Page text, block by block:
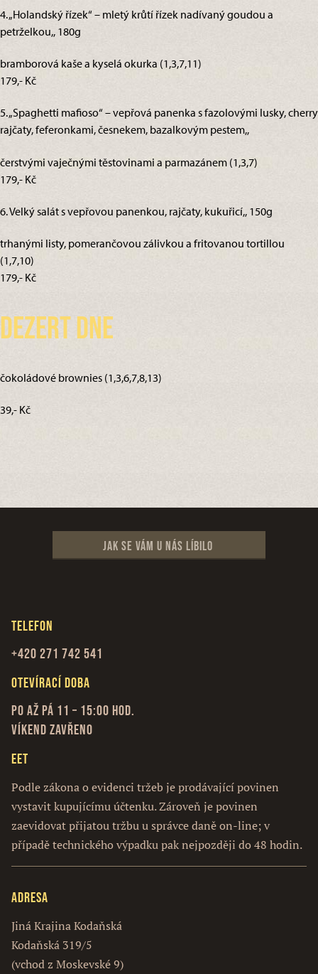
4. „Holandský řízek“ – mletý krůtí řízek nadívaný goudou a
petrželkou,, 180g
bramborová kaše a kyselá okurka (1,3,7,11)
179,- Kč
5. „Spaghetti mafioso“ – vepřová panenka s fazolovými lusky, cherry
rajčaty, feferonkami, česnekem, bazalkovým pestem,,
čerstvými vaječnými těstovinami a parmazánem (1,3,7)
179,- Kč
6. Velký salát s vepřovou panenkou, rajčaty, kukuřicí,, 150g
trhanými listy, pomerančovou zálivkou a fritovanou tortillou
(1,7,10)
179,- Kč
Dezert dne
čokoládové brownies (1,3,6,7,8,13)
39,- Kč
Jak se vám u nás líbilo
Telefon
+420 271 742 541
Otevírací doba
Po až Pá 11 – 15:00 hod.
Víkend zavřeno
EET
Podle zákona o evidenci tržeb je prodávající povinen
vystavit kupujícímu účtenku. Zároveň je povinen
zaevidovat přijatou tržbu u správce daně on-line; v
případě technického výpadku pak nejpozději do 48 hodin.
Adresa
Jiná Krajina Kodaňská
Kodaňská 319/5
(vchod z Moskevské 9)